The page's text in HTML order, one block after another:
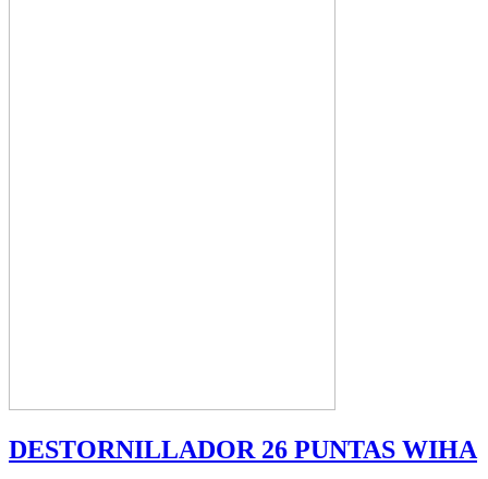
DESTORNILLADOR 26 PUNTAS WIHA